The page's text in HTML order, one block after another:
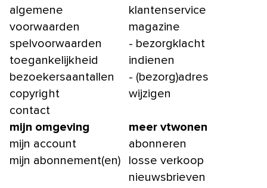
algemene
voorwaarden
spelvoorwaarden
toegankelijkheid
bezoekersaantallen
copyright
contact
klantenservice
magazine
- bezorgklacht
indienen
- (bezorg)adres
wijzigen
mijn omgeving
mijn account
mijn abonnement(en)
meer vtwonen
abonneren
losse verkoop
nieuwsbrieven